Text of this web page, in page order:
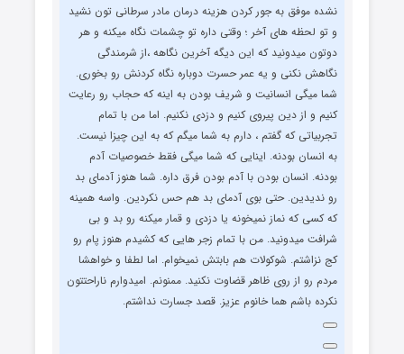
نشده موفق به جور کردن هزینه درمان مادر سرطانی تون نشید
و تو لحظه های آخر ؛ وقتی داره تو چشمات نگاه میکنه و هر
دوتون میدونید که این دیگه آخرین نگاهه ،از شرمندگی
نگاهش نکنی و یه عمر حسرت دوباره نگاه کردنش رو بخوری.
شما میگی انسانیت و شریف بودن به اینه که حجاب رو رعایت
کنیم و از دین پیروی کنیم و دزدی نکنیم. اما من با تمام
تجربیاتی که گفتم ، دارم به شما میگم که به این چیزا نیست.
به انسان بودنه. اینایی که شما میگی فقط خصوصیات آدم
بودنه. انسان بودن با آدم بودن فرق داره. شما هنوز آدمای بد
رو ندیدین. حتی بوی آدمای بد هم حس نکردین. واسه همینه
که کسی که نماز نمیخونه یا دزدی و قمار میکنه رو بد و بی
شرافت میدونید. من با تمام زجر هایی که کشیدم هنوز پام رو
کج نزاشتم. شوکولات هم بابتش نمیخوام. اما لطفا و خواهشا
مردم رو از روی ظاهر قضاوت نکنید. ممنونم. امیدوارم ناراحتتون
نکرده باشم هما خانوم عزیز. قصد جسارت نداشتم.